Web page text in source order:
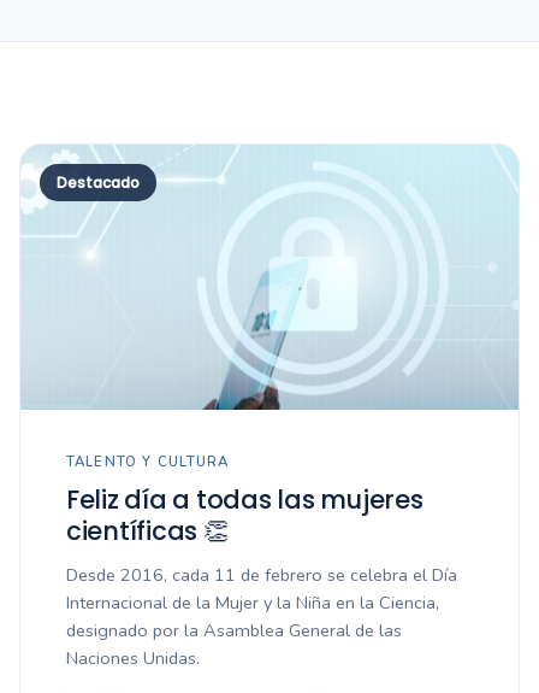
Destacado
TALENTO Y CULTURA
Feliz día a todas las mujeres
científicas 👏
Desde 2016, cada 11 de febrero se celebra el Día
Internacional de la Mujer y la Niña en la Ciencia,
designado por la Asamblea General de las
Naciones Unidas.